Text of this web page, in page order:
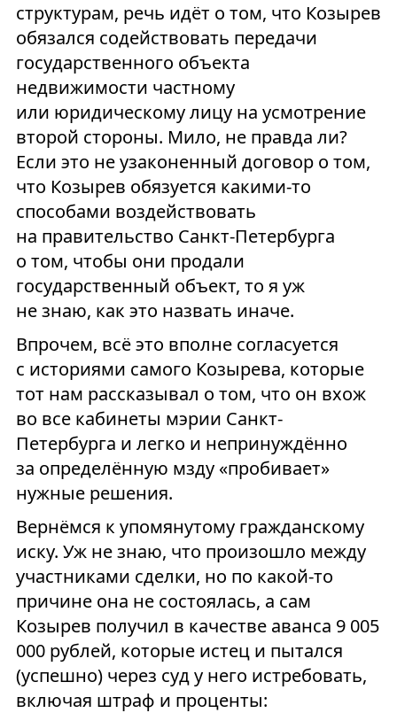
структурам, речь идёт о том, что Козырев
обязался содействовать передачи
государственного объекта
недвижимости частному
или юридическому лицу на усмотрение
второй стороны. Мило, не правда ли?
Если это не узаконенный договор о том,
что Козырев обязуется какими-то
способами воздействовать
на правительство Санкт-Петербурга
о том, чтобы они продали
государственный объект, то я уж
не знаю, как это назвать иначе.
Впрочем, всё это вполне согласуется
с историями самого Козырева, которые
тот нам рассказывал о том, что он вхож
во все кабинеты мэрии Санкт-
Петербурга и легко и непринуждённо
за определённую мзду «пробивает»
нужные решения.
Вернёмся к упомянутому гражданскому
иску. Уж не знаю, что произошло между
участниками сделки, но по какой-то
причине она не состоялась, а сам
Козырев получил в качестве аванса 9 005
000 рублей, которые истец и пытался
(успешно) через суд у него истребовать,
включая штраф и проценты: